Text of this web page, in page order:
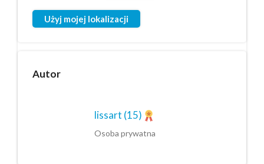
Użyj mojej lokalizacji
Autor
lissart (15)
Osoba prywatna